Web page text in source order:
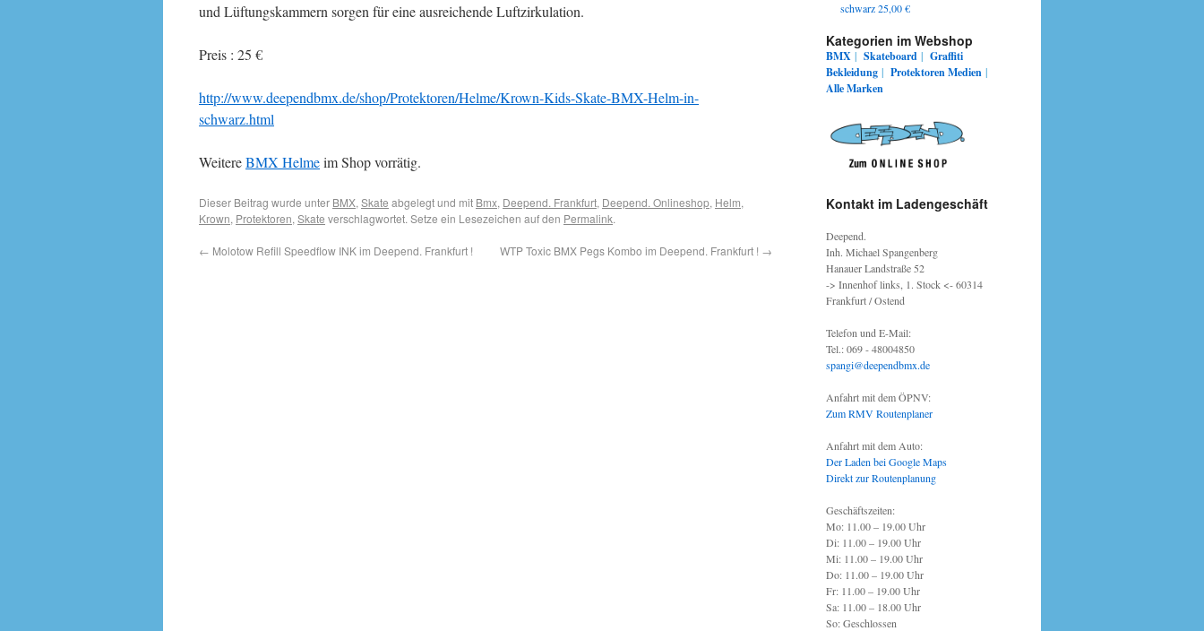
und Lüftungskammern sorgen für eine ausreichende Luftzirkulation.
Preis : 25 €
http://www.deependbmx.de/shop/Protektoren/Helme/Krown-Kids-Skate-BMX-Helm-in-
schwarz.html
WeitereBMX Helmeim Shop vorrätig.
Dieser Beitrag wurde unter BMX, Skate abgelegt und mit Bmx, Deepend. Frankfurt, Deepend. Onlineshop, Helm,
Krown, Protektoren, Skate verschlagwortet. Setze ein Lesezeichen auf den Permalink.
← Molotow Refill Speedflow INK im Deepend. Frankfurt ! WTP Toxic BMX Pegs Kombo im Deepend. Frankfurt ! →
schwarz 25,00 €
Kategorien im Webshop
BMX | Skateboard | Graffiti
Bekleidung | ProtektorenMedien |
Alle Marken
Kontakt im Ladengeschäft
Deepend.
Inh. Michael Spangenberg
Hanauer Landstraße 52
-> Innenhof links, 1. Stock <- 60314
Frankfurt / Ostend
Telefon und E-Mail:
Tel.: 069 - 48004850
spangi@deependbmx.de
Anfahrt mit dem ÖPNV:
Zum RMV Routenplaner
Anfahrt mit dem Auto:
Der Laden bei Google Maps
Direkt zur Routenplanung
Geschäftszeiten:
Mo: 11.00 – 19.00 Uhr
Di: 11.00 – 19.00 Uhr
Mi: 11.00 – 19.00 Uhr
Do: 11.00 – 19.00 Uhr
Fr: 11.00 – 19.00 Uhr
Sa: 11.00 – 18.00 Uhr
So: Geschlossen